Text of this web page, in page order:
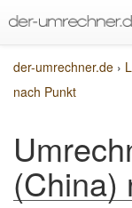
der-umrechner.de ›
nach Punkt
(China)